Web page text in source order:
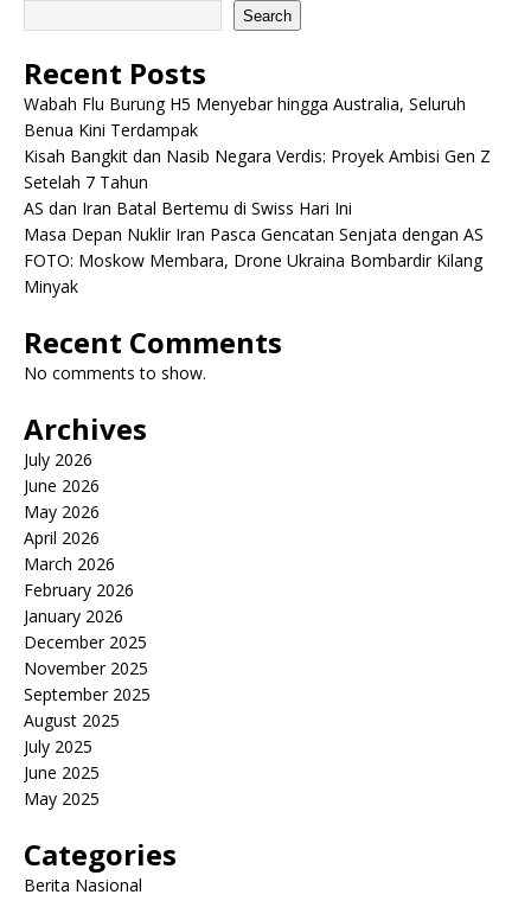
Search
Recent Posts
Wabah Flu Burung H5 Menyebar hingga Australia, Seluruh
Benua Kini Terdampak
Kisah Bangkit dan Nasib Negara Verdis: Proyek Ambisi Gen Z
Setelah 7 Tahun
AS dan Iran Batal Bertemu di Swiss Hari Ini
Masa Depan Nuklir Iran Pasca Gencatan Senjata dengan AS
FOTO: Moskow Membara, Drone Ukraina Bombardir Kilang
Minyak
Recent Comments
No comments to show.
Archives
July 2026
June 2026
May 2026
April 2026
March 2026
February 2026
January 2026
December 2025
November 2025
September 2025
August 2025
July 2025
June 2025
May 2025
Categories
Berita Nasional